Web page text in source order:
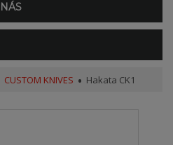
CUSTOM KNIVES Hakata CK1